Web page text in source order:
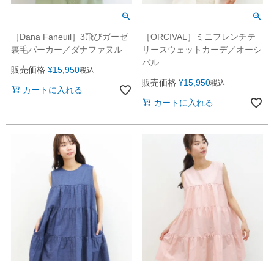
［Dana Faneuil］3飛びガーゼ
裏毛パーカー／ダナファヌル
販売価格 ¥15,950税込
カートに入れる
［ORCIVAL］ミニフレンチテ
リースウェットカーデ／オーシ
バル
販売価格 ¥15,950税込
カートに入れる